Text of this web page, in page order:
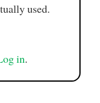
used.
in.